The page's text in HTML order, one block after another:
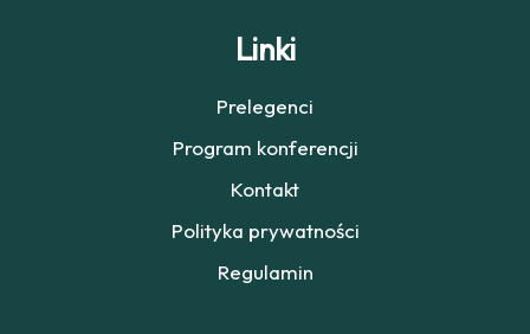
Linki
Prelegenci
Program konferencji
Kontakt
Polityka prywatności
Regulamin